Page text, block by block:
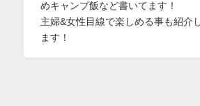
めキャンプ飯など書いてます！
主婦&女性目線で楽しめる事も紹介
ます！